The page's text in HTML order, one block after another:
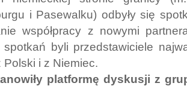
i Pasewalku) odbyły się
współpracy z nowymi
spotkań byli przedstawiciele
Polski i z Niemiec.
platformę dyskusji z